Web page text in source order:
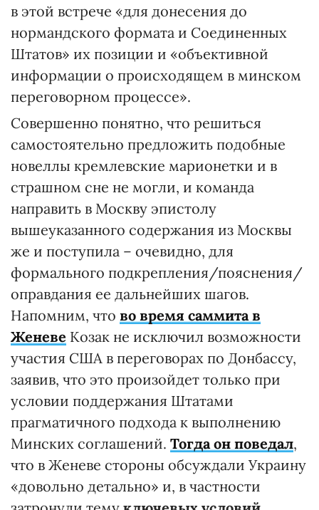
в этой встрече «для донесения до
нормандского формата и Соединенных
Штатов» их позиции и «объективной
информации о происходящем в минском
переговорном процессе».
Совершенно понятно, что решиться
самостоятельно предложить подобные
новеллы кремлевские марионетки и в
страшном сне не могли, и команда
направить в Москву эпистолу
вышеуказанного содержания из Москвы
же и поступила – очевидно, для
формального подкрепления/пояснения/
оправдания ее дальнейших шагов.
Напомним, что во время саммита в
Женеве Козак не исключил возможности
участия США в переговорах по Донбассу,
заявив, что это произойдет только при
условии поддержания Штатами
прагматичного подхода к выполнению
Минских соглашений. Тогда он поведал,
что в Женеве стороны обсуждали Украину
«довольно детально» и, в частности